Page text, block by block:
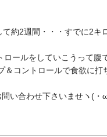
約2週間・・・すでに2キ
ールをしていこうって腹
＆コントロールで食欲に打
い合わせ下さいませヽ(・ω